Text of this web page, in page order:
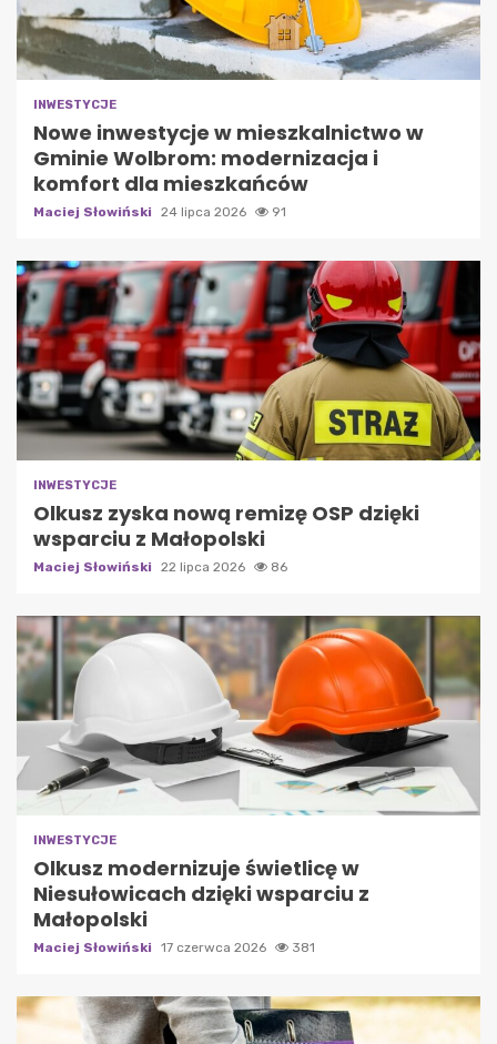
INWESTYCJE
Nowe inwestycje w mieszkalnictwo w
Gminie Wolbrom: modernizacja i
komfort dla mieszkańców
Maciej Słowiński 24 lipca 2026 91
INWESTYCJE
Olkusz zyska nową remizę OSP dzięki
wsparciu z Małopolski
Maciej Słowiński 22 lipca 2026 86
INWESTYCJE
Olkusz modernizuje świetlicę w
Niesułowicach dzięki wsparciu z
Małopolski
Maciej Słowiński 17 czerwca 2026 381